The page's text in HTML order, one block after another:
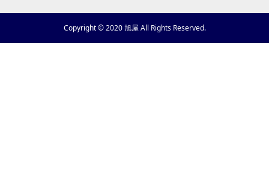
Copyright © 2020 旭屋 All Rights Reserved.